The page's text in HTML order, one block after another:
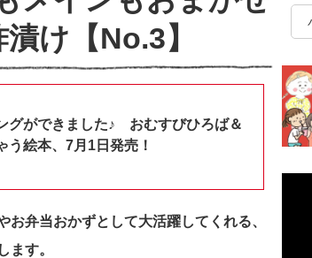
け【No.3】
グができました♪ おむすびひろば＆
う絵本、7月1日発売！
弁当おかずとして大活躍してくれる、
ます。